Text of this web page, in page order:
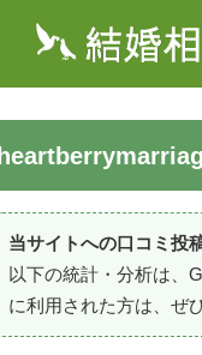
当サイトへの口コミ投
以下の統計・分析は、
に利用された方は、ぜ